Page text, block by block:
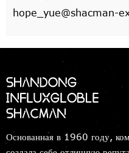
hope_yue@shacman-
Основанная в 1960 году,